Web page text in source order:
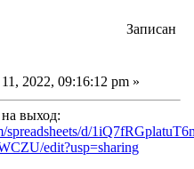
Записан
2022, 09:16:12 pm »
выход:
spreadsheets/d/
edit?usp=sharing